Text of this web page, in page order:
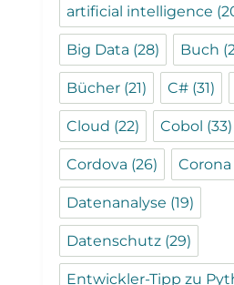
artificial intelligence
Big Data (28) Buch
Bücher (21) C# (31)
Cloud (22) Cobol (33)
Cordova (26) Corona
Datenanalyse (19)
Datenschutz (29)
Entwickler-Tipp zu